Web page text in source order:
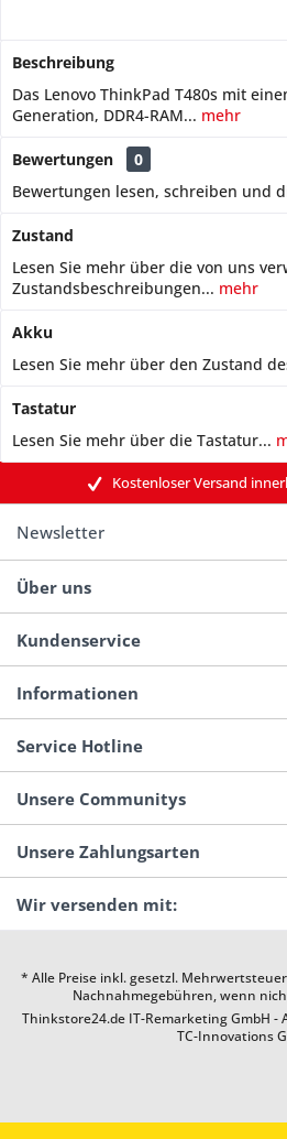
Beschreibung
Das Lenovo ThinkPad T480s mit
Generation, DDR4-RAM... mehr
Bewertungen
0
Bewertungen lesen, schreiben und
Zustand
Lesen Sie mehr über die von uns
Zustandsbeschreibungen... mehr
Akku
Lesen Sie mehr über den Zustand
Tastatur
Lesen Sie mehr über die Tastatur...
Kostenloser Versand
Newsletter
Über uns
Kundenservice
Informationen
Service Hotline
Unsere Communitys
Unsere Zahlungsarten
Wir versenden mit:
* Alle Preise inkl. gesetzl.
Nachnahmegebühren, wenn
Thinkstore24.de IT-Remarketing GmbH -
TC-Innovations